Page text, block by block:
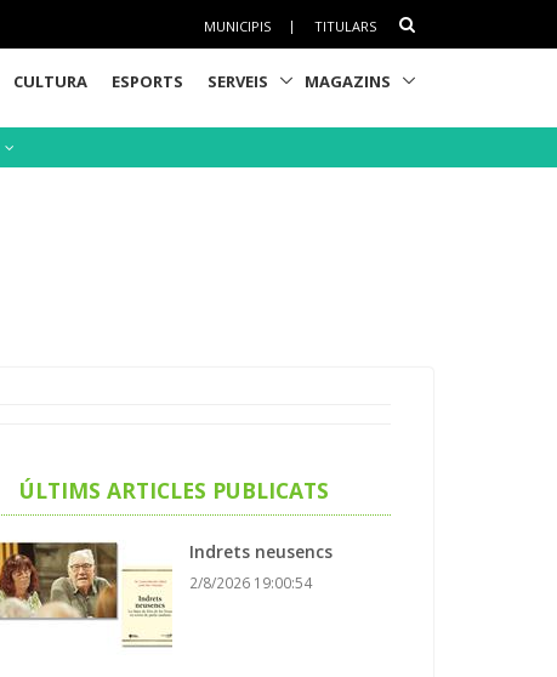
MUNICIPIS | TITULARS
CULTURA ESPORTS SERVEIS MAGAZINS
ÚLTIMS ARTICLES PUBLICATS
Indrets neusencs
2/8/2026 19:00:54